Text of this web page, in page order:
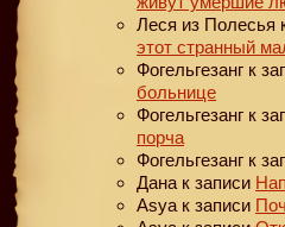
Леся из Полесья
этот странный
Фогельгезанг к
больнице
Фогельгезанг к
порча
Фогельгезанг к
Дана к записи
Asya к записи